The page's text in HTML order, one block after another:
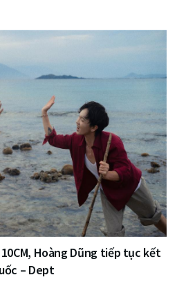
Hoàng Dũng tiếp tục kết
– Dept